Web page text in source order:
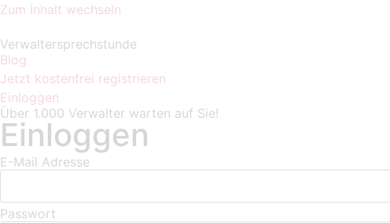
Zum Inhalt wechseln
Verwaltersprechstunde
Blog
Jetzt kostenfrei registrieren
Einloggen
Über 1.000 Verwalter warten auf Sie!
Einloggen
E-Mail Adresse
Passwort